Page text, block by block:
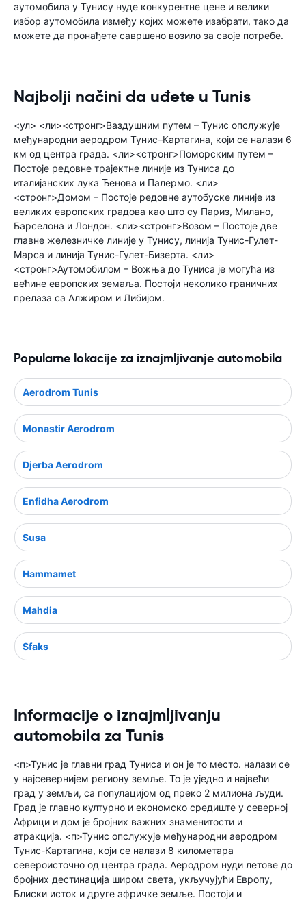
аутомобила у Тунису нуде конкурентне цене и велики
избор аутомобила између којих можете изабрати, тако да
можете да пронађете савршено возило за своје потребе.
Najbolji načini da uđete u Tunis
<ул> <ли><стронг>Ваздушним путем – Тунис опслужује
међународни аеродром Тунис–Картагина, који се налази 6
км од центра града. <ли><стронг>Поморским путем –
Постоје редовне трајектне линије из Туниса до
италијанских лука Ђенова и Палермо. <ли>
<стронг>Домом – Постоје редовне аутобуске линије из
великих европских градова као што су Париз, Милано,
Барселона и Лондон. <ли><стронг>Возом – Постоје две
главне железничке линије у Тунису, линија Тунис-Гулет-
Марса и линија Тунис-Гулет-Бизерта. <ли>
<стронг>Аутомобилом – Вожња до Туниса је могућа из
већине европских земаља. Постоји неколико граничних
прелаза са Алжиром и Либијом.
Popularne lokacije za iznajmljivanje automobila
Aerodrom Tunis
Monastir Aerodrom
Djerba Aerodrom
Enfidha Aerodrom
Susa
Hammamet
Mahdia
Sfaks
Informacije o iznajmljivanju
automobila za Tunis
<п>Тунис је главни град Туниса и он је то место. налази се
у најсевернијем региону земље. То је уједно и највећи
град у земљи, са популацијом од преко 2 милиона људи.
Град је главно културно и економско средиште у северној
Африци и дом је бројних важних знаменитости и
атракција. <п>Тунис опслужује међународни аеродром
Тунис-Картагина, који се налази 8 километара
североисточно од центра града. Аеродром нуди летове до
бројних дестинација широм света, укључујући Европу,
Блиски исток и друге афричке земље. Постоји и